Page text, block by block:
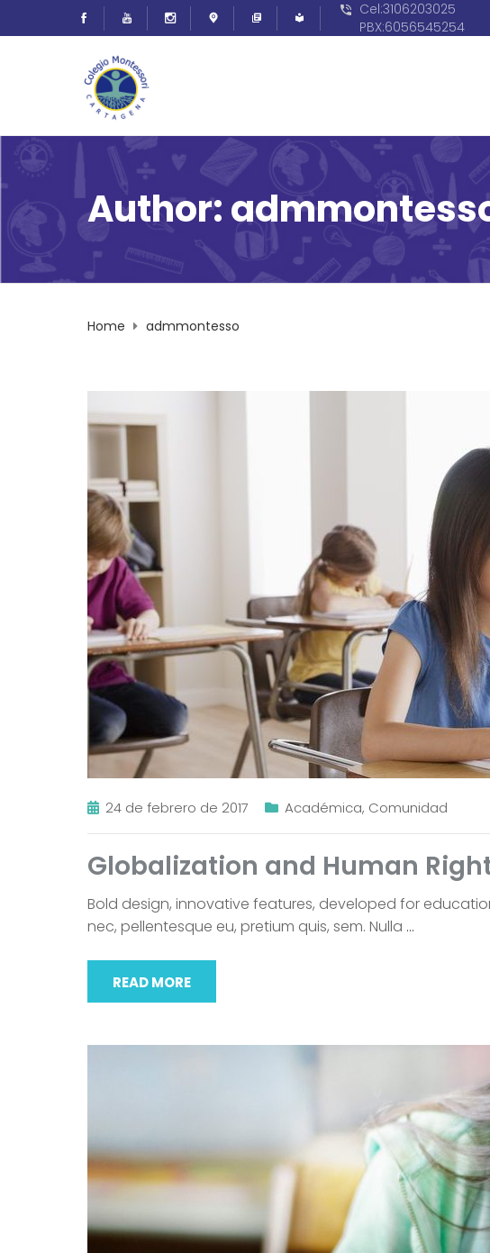
Cel:3106203025
PBX:6056545254
Author:
Home admmontesso
24 de febrero de 2017 Académica, Comunidad
Globalization and Human
Bold design, innovative features, developed for
nec, pellentesque eu, pretium quis, sem. Nulla …
READ MORE